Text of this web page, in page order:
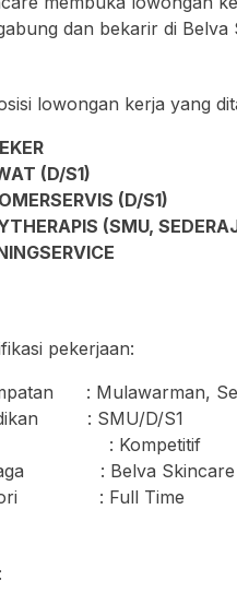
dan bekarir di Belva
lowongan kerja yang
(D/S1)
(D/S1)
(SMU,
pekerjaan:
: Mulawarman,
: SMU/D/S1
: Kompetitif
: Belva Skincare
: Full Time